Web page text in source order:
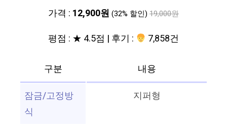
가격 : 12,900원 (32% 할인) 19,000원
평점 : ★ 4.5점 | 후기 : 7,858건
구분
내용
잠금/고정방
식
지퍼형